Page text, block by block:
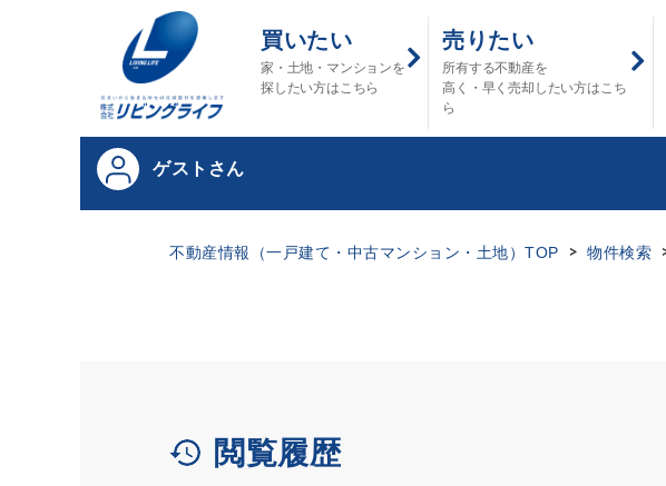
買いたい
家・土地・マンションを
探したい方はこちら
売りたい
所有する不動産を
高く・早く売却したい方はこち
ら
ゲストさん
不動産情報（一戸建て・中古マンション・土地）TOP 物件検索
閲覧履歴